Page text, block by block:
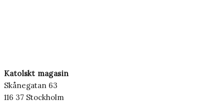
Katolskt magasin
Skånegatan 63
116 37 Stockholm